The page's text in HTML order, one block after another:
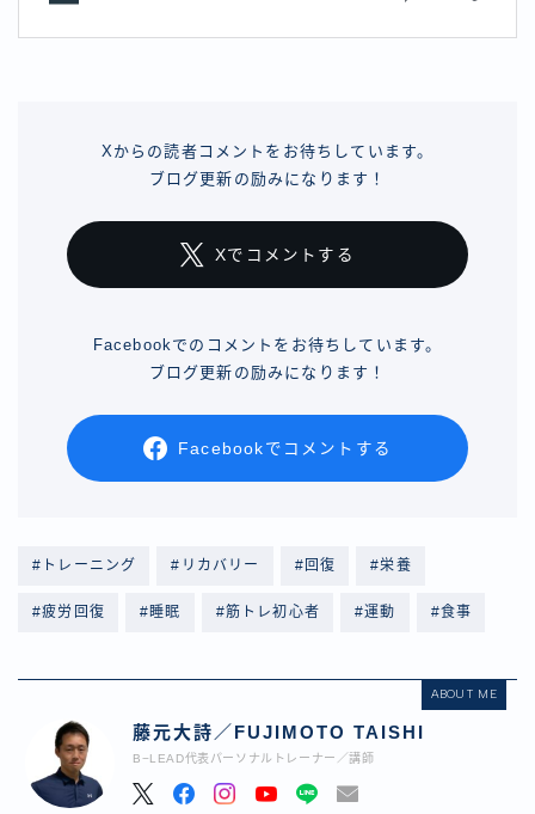
Xからの読者コメントをお待ちしています。
ブログ更新の励みになります！
Xでコメントする
Facebookでのコメントをお待ちしています。
ブログ更新の励みになります！
Facebookでコメントする
#トレーニング #リカバリー #回復 #栄養
#疲労回復 #睡眠 #筋トレ初心者 #運動 #食事
ABOUT ME
藤元大詩／FUJIMOTO TAISHI
B−LEAD代表パーソナルトレーナー／講師